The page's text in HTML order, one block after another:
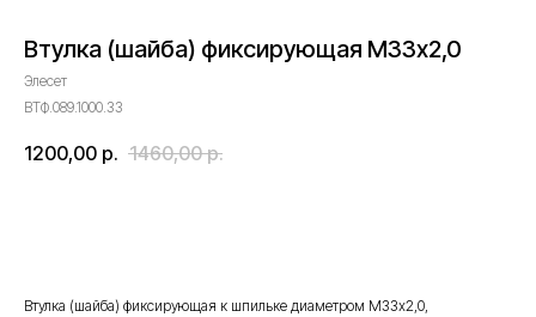
Втулка (шайба) фиксирующая М33х2,0
Элесет
ВТФ.089.1000.33
1200,00 р. 1460,00 р.
Втулка (шайба) фиксирующая к шпильке диаметром М33х2,0,